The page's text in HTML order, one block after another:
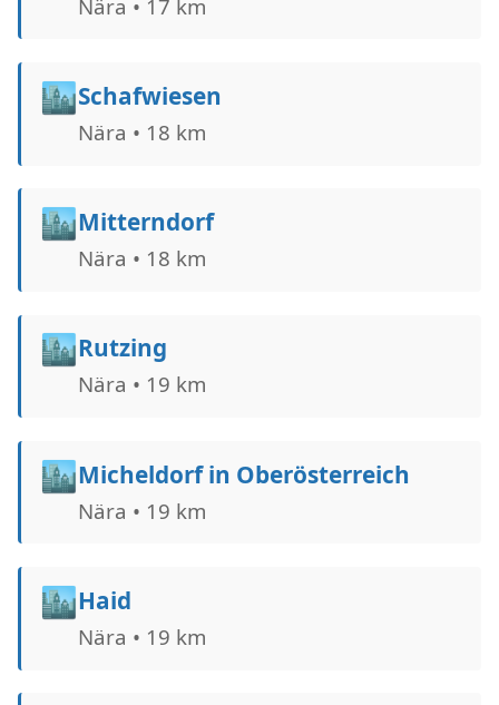
Nära • 17 km
🏙️Schafwiesen
Nära • 18 km
🏙️Mitterndorf
Nära • 18 km
🏙️Rutzing
Nära • 19 km
🏙️Micheldorf in Oberösterreich
Nära • 19 km
🏙️Haid
Nära • 19 km